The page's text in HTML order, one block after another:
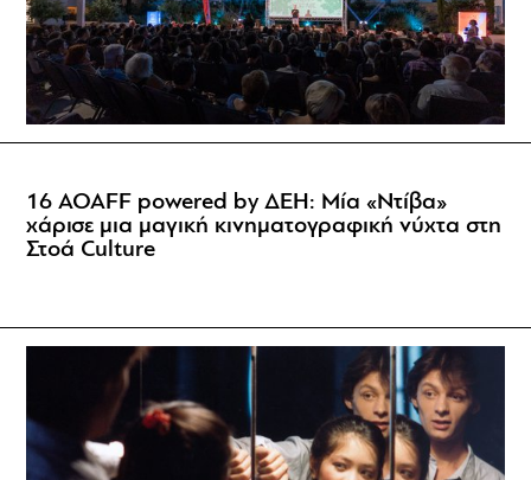
16 AOAFF powered by ΔΕΗ: Μία «Ντίβα»
χάρισε μια μαγική κινηματογραφική νύχτα στη
Στοά Culture